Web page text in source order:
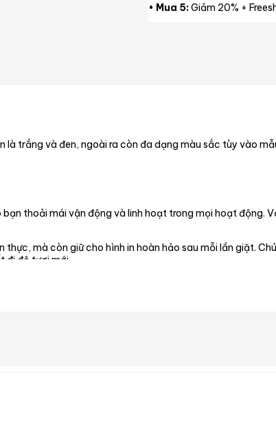
• Mua 5:Giảm 20% +
là trắng và đen, ngoài ra còn đa dạng màu sắc tùy vào
thoải mái vận động và linh hoạt trong mọi hoạt động.
mà còn giữ cho hình in hoàn hảo sau mỗi lần giặt.
đi độ tươi mới.